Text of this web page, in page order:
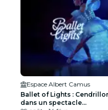
Espace Albert Camus
Ballet of Lights :
dans un spectacle